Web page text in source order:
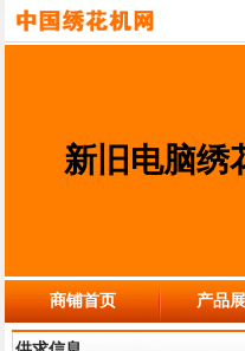
新旧电脑绣
商铺首页 产品